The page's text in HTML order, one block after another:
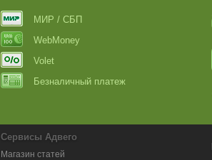
МИР / СБП
WebMoney
Volet
Безналичный платеж
Сервисы Адвего
Магазин статей